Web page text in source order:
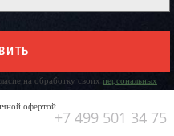
на обработку своих персональных
офертой.
+7 499 501 34 75